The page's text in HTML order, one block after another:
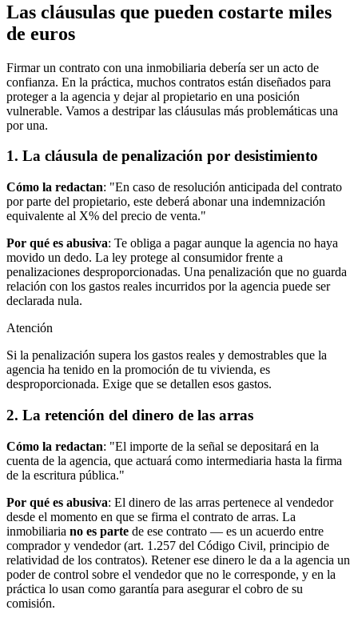
Las cláusulas que pueden costarte miles
de euros
Firmar un contrato con una inmobiliaria debería ser un acto de
confianza. En la práctica, muchos contratos están diseñados para
proteger a la agencia y dejar al propietario en una posición
vulnerable. Vamos a destripar las cláusulas más problemáticas una
por una.
1. La cláusula de penalización por desistimiento
Cómo la redactan: "En caso de resolución anticipada del contrato
por parte del propietario, este deberá abonar una indemnización
equivalente al X% del precio de venta."
Por qué es abusiva: Te obliga a pagar aunque la agencia no haya
movido un dedo. La ley protege al consumidor frente a
penalizaciones desproporcionadas. Una penalización que no guarda
relación con los gastos reales incurridos por la agencia puede ser
declarada nula.
Atención
Si la penalización supera los gastos reales y demostrables que la
agencia ha tenido en la promoción de tu vivienda, es
desproporcionada. Exige que se detallen esos gastos.
2. La retención del dinero de las arras
Cómo la redactan: "El importe de la señal se depositará en la
cuenta de la agencia, que actuará como intermediaria hasta la firma
de la escritura pública."
Por qué es abusiva: El dinero de las arras pertenece al vendedor
desde el momento en que se firma el contrato de arras. La
inmobiliaria no es parte de ese contrato — es un acuerdo entre
comprador y vendedor (art. 1.257 del Código Civil, principio de
relatividad de los contratos). Retener ese dinero le da a la agencia un
poder de control sobre el vendedor que no le corresponde, y en la
práctica lo usan como garantía para asegurar el cobro de su
comisión.